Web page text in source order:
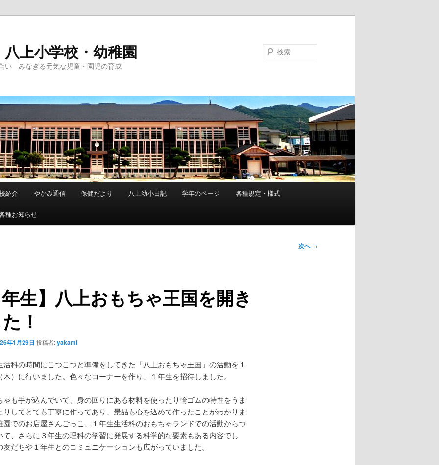
上小学校・幼稚園
い みなぎる元気な児童・園児の育成
紹介 やかみ通信 保健だより 八上幼小日記 学年のページ 各種規定・様式
種お知らせ
次へ→
生】八上おもちゃ王国を開き
！
年1月29日 投稿者:yakami
活科の時間にこつこつと準備をしてきた「八上おもちゃ王国」の活動を１
木）に行いました。色々なコーナーを作り、１年生を招待しました。
ゃも手が込んでいて、身の回りにある材料を使ったり輪ゴムの特性をうま
りしてとても丁寧に作ってあり、景品も心を込めて作ったことがわかりま
園でのお店屋さんごっこ、１年生生活科のおもちゃランドでの活動からつ
て、さらに３年生の理科の学習に発展する科学的な要素もある内容でし
友だちや１年生とのコミュニケーションも広がっていました。